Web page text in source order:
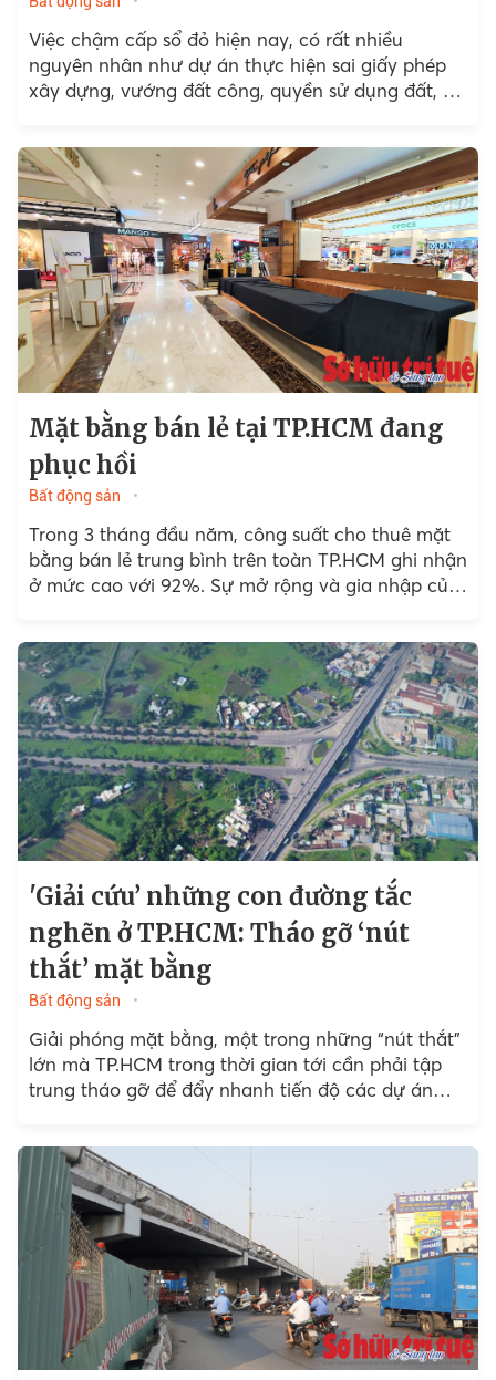
Việc chậm cấp sổ đỏ hiện nay, có rất nhiều
nguyên nhân như dự án thực hiện sai giấy phép
xây dựng, vướng đất công, quyền sử dụng đất, dự
quan trọng vẫn là quy trình giải quyết các thủ tục
pháp lý chưa thật sự chặt chẽ.
Mặt bằng bán lẻ tại TP.HCM đang
phục hồi
Bất động sản
Trong 3 tháng đầu năm, công suất cho thuê mặt
bằng bán lẻ trung bình trên toàn TP.HCM ghi nhận
ở mức cao với 92%. Sự mở rộng và gia nhập của
​​​​'Giải cứu’ những con đường tắc
nghẽn ở TP.HCM: Tháo gỡ ‘nút
thắt’ mặt bằng
Bất động sản
Giải phóng mặt bằng, một trong những “nút thắt”
lớn mà TP.HCM trong thời gian tới cần phải tập
trung tháo gỡ để đẩy nhanh tiến độ các dự án